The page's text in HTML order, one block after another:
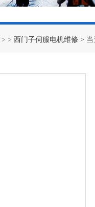
> > 西门子伺服电机维修 > 当